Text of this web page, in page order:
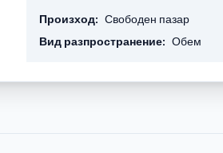
Произход: Свободен пазар
Вид разпространение: Обем